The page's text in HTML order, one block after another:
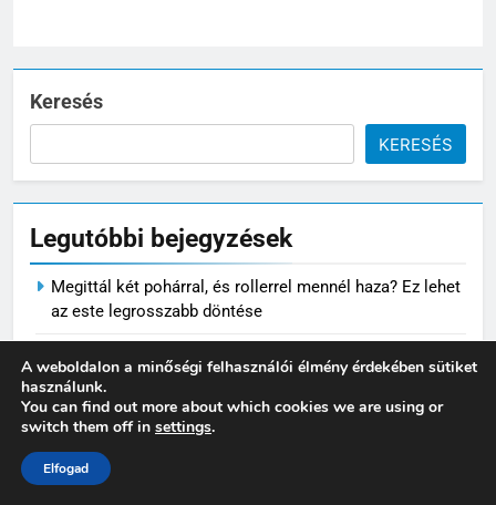
Keresés
KERESÉS
Legutóbbi bejegyzések
Megittál két pohárral, és rollerrel mennél haza? Ez lehet
Iratrendező mappa használata: így alakíts ki átlátható
dokumentumkezelést
kutyáknak fontos?
5
Varjúháj a sziklakertben: színes
növényszőnyeg a kövek között
VIRÁG ÉS KERT
javítani az autót?
MINDENNAPOK
7
A weboldalon a minőségi felhasználói élmény érdekében sütiket
használunk.
You can find out more about which cookies we are using or
switch them off in settings.
Elfogad